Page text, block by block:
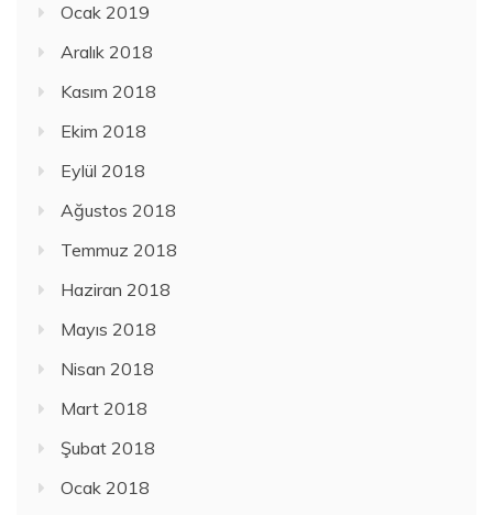
Ocak 2019
Aralık 2018
Kasım 2018
Ekim 2018
Eylül 2018
Ağustos 2018
Temmuz 2018
Haziran 2018
Mayıs 2018
Nisan 2018
Mart 2018
Şubat 2018
Ocak 2018